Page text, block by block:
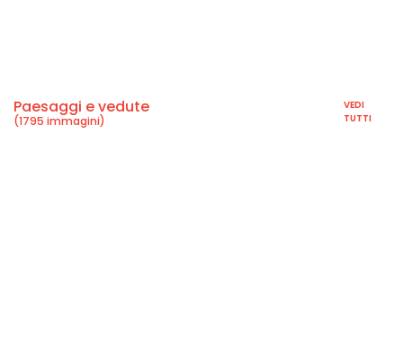
Paesaggi e vedute
(1795 immagini)
VEDI
TUTTI